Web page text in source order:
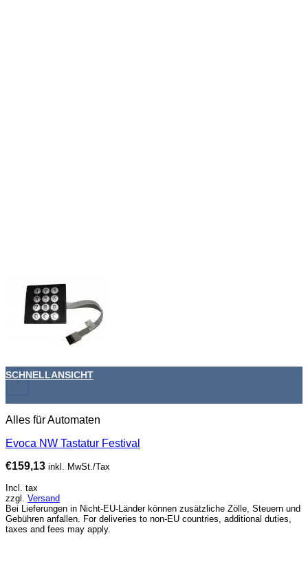
+
SCHNELLANSICHT
Alles für Automaten
Evoca NW Tastatur Festival
€159,13 inkl. MwSt./Tax
Incl. tax
zzgl. Versand
Bei Lieferungen in Nicht-EU-Länder können zusätzliche Zölle, Steuern und
Gebühren anfallen. For deliveries to non-EU countries, additional duties,
taxes and fees may apply.